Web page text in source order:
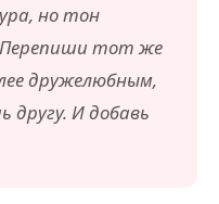
но тон
тот же
дружелюбным,
другу. И добавь